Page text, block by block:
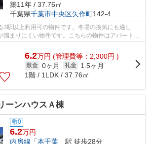
築11年 / 37.76㎡
千葉県千葉市中央区矢作町142-4
3駅以上利用可の物件です。冬場の換気にも適し
溜まりにくい物件です。こちらの物件はアパートで
件情報：「エスペ...
6.2万円 (管理費等：2,300円 )
敷金 0ヶ月 礼金
1.5ヶ月
1階 / 1LDK / 37.76㎡
ーンハウスＡ棟
敷0
6.2万円
内房線 「本千葉 」駅 徒歩28分